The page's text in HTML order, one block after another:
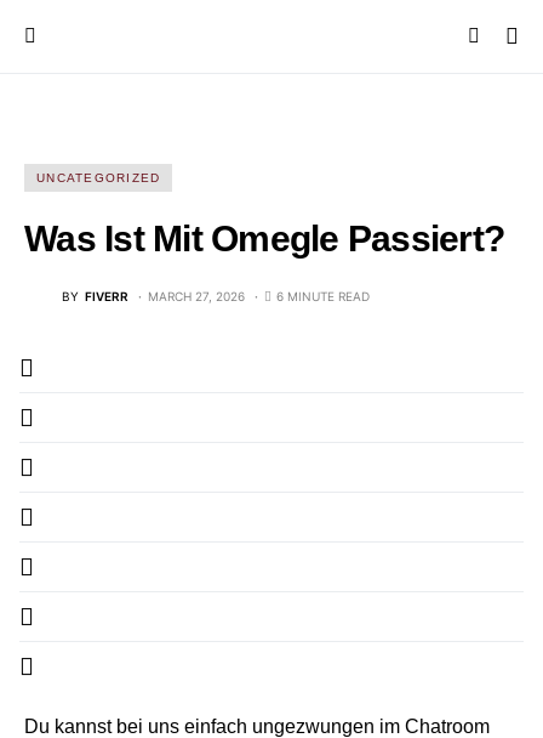
UNCATEGORIZED
Was Ist Mit Omegle Passiert?
BY FIVERR MARCH 27, 2026 6 MINUTE READ
Du kannst bei uns einfach ungezwungen im Chatroom